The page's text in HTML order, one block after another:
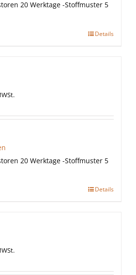
20 Werktage -Stoffmuster 5
Details
20 Werktage -Stoffmuster 5
Details